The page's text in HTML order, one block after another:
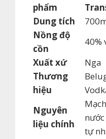
phẩm
Dung tích
Nồng độ
cồn
40%
Xuất xứ
Nga
Thương
hiệu
Nguyên
liệu chính
tự